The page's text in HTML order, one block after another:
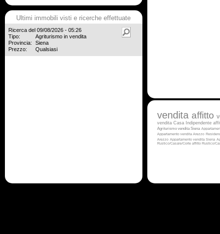
vendita affitto
vendita Casa Indipendente
Agriturismo vendita Siena
Appartamento vendita Arezzo
Arezzo Appartamento vendita Siena
Rustico/Casale/Corte affitto Rustico/
Ultimi immobili visti e ricerche effettuate
Ricerca del 09/08/2026 - 05:26
Tipo:
Agriturismo in vendita
Provincia:
Siena
Prezzo:
Qualsiasi